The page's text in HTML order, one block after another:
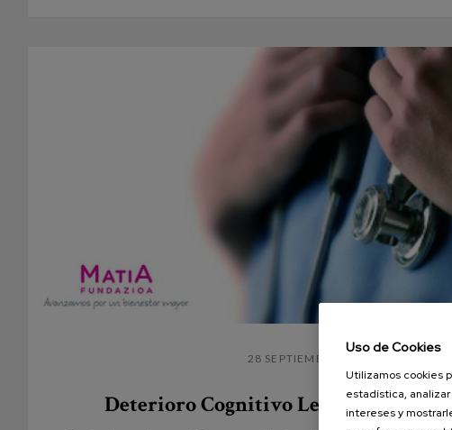
28 SEPTIEMBRE 2015
Deterioro Cognitivo Leve, el
Uso de Cookies
Utilizamos cookies
estadística,
intereses y